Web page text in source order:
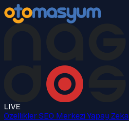
LIVE
Özellikler SEO Merkezi Yapay Zeka